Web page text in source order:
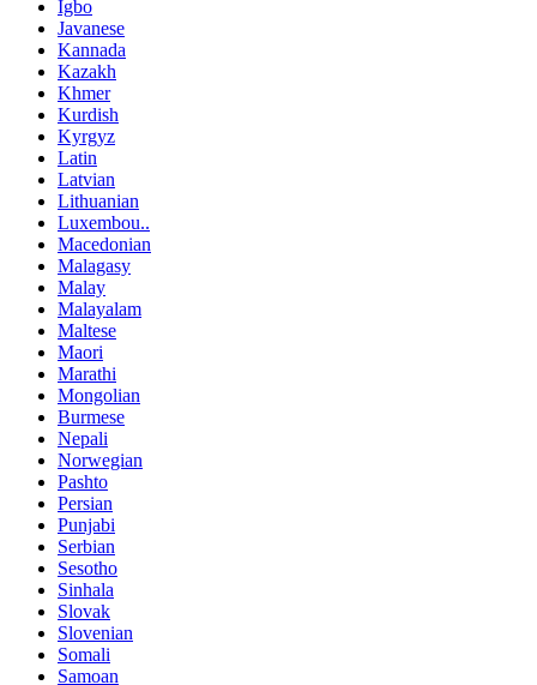
Igbo
Javanese
Kannada
Kazakh
Khmer
Kurdish
Kyrgyz
Latin
Latvian
Lithuanian
Luxembou..
Macedonian
Malagasy
Malay
Malayalam
Maltese
Maori
Marathi
Mongolian
Burmese
Nepali
Norwegian
Pashto
Persian
Punjabi
Serbian
Sesotho
Sinhala
Slovak
Slovenian
Somali
Samoan